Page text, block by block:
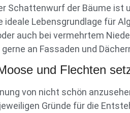
Schattenwurf der Bäume ist
ideale Lebensgrundlage für
auch bei vermehrtem
an Fassaden und
und Flechten
von nicht schön
Gründe für die